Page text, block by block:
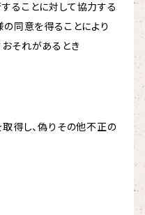
ることに対して協力する
同意を得ることにより
それがあるとき
得し、偽りその他不正の